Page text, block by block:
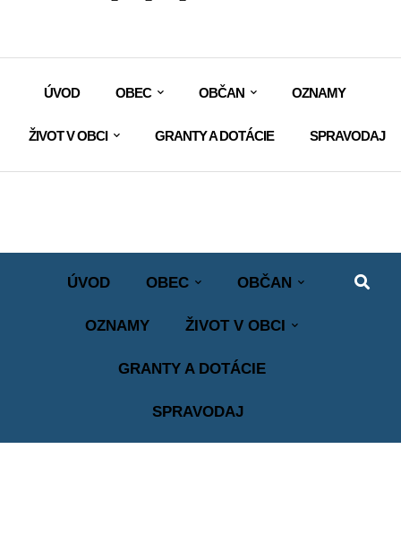
ÚVOD OBEC OBČAN OZNAMY
ŽIVOT V OBCI GRANTY A DOTÁCIE SPRAVODAJ
ÚVOD OBEC OBČAN
OZNAMY ŽIVOT V OBCI
GRANTY A DOTÁCIE
SPRAVODAJ